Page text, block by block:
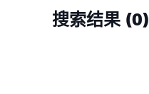
搜索结果(0)